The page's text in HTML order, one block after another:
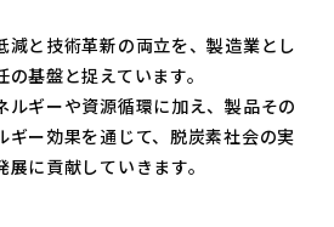
減と技術革新の両立を、製造業とし
基盤と捉えています。
ルギーや資源循環に加え、製品その
ギー効果を通じて、脱炭素社会の実
に貢献していきます。